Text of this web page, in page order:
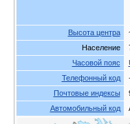
Высота центра
Население
Часовой пояс
Телефонный код
Почтовые индексы
Автомобильный код